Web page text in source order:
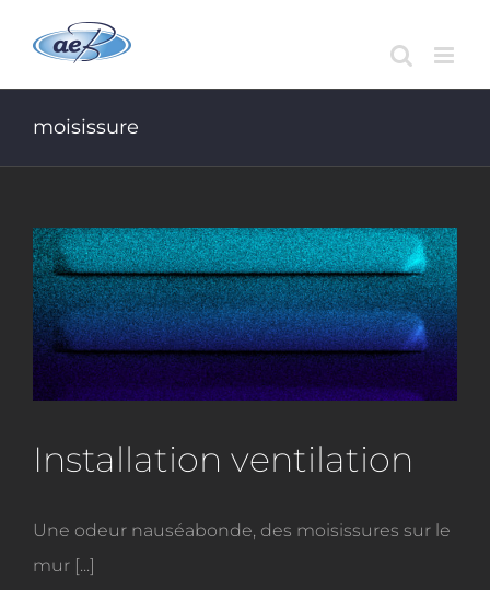
contenu
moisissure
Installation ventilation
Une odeur nauséabonde, des moisissures sur le
mur [...]